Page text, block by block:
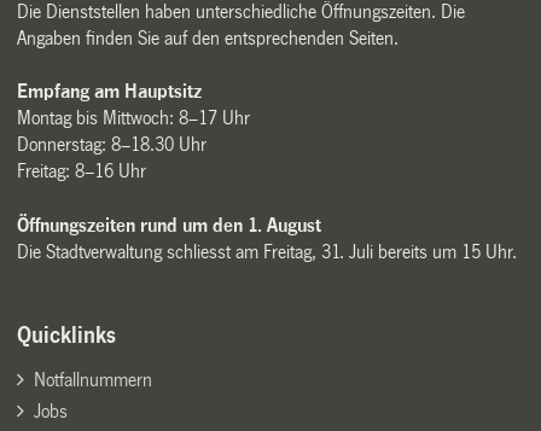
Die Dienststellen haben unterschiedliche Öffnungszeiten. Die
Angaben finden Sie auf den entsprechenden Seiten.
Empfang am Hauptsitz
Montag bis Mittwoch: 8–17 Uhr
Donnerstag: 8–18.30 Uhr
Freitag: 8–16 Uhr
Öffnungszeiten rund um den 1. August
Die Stadtverwaltung schliesst am Freitag, 31. Juli bereits um 15 Uhr.
Quicklinks
Notfallnummern
Jobs